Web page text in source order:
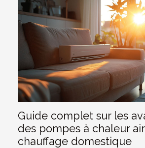
Guide complet sur les
des pompes à chaleur
chauffage domestique